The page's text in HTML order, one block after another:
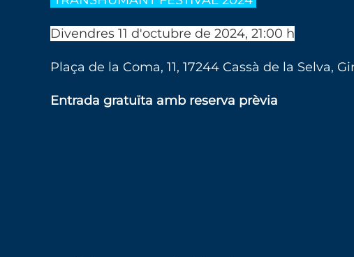
Divendres 11 d'octubre de 2024, 21:00 h
Plaça de la Coma, 11, 17244 Cassà de la Selva,
Entrada gratuïta amb reserva prèvia